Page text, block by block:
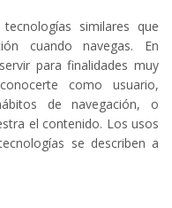
similares que
cuando navegas. En
para finalidades muy
como usuario,
de navegación, o
el contenido. Los usos
se describen a